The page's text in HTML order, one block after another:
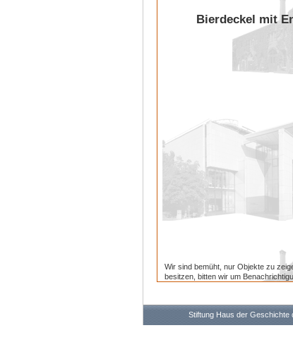
Bierdeckel mit
Wir sind bemüht, nur Objekte zu
besitzen, bitten wir um
Stiftung Haus der Geschichte